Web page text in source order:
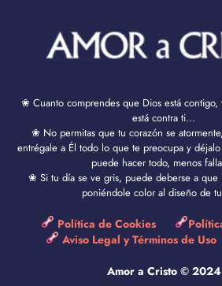
❀ Cuanto comprendes que Dios está contigo,
está contra ti...
❀ No permitas que tu corazón se
entrégale a Él todo lo que te preocupa y déjalo
puede hacer todo, menos
❀ Si tu día se ve gris, puede deberse a que
poniéndole color al diseño de
Política de Cookies
Aviso Legal y Términos de Uso
Amor a Cristo © 2024